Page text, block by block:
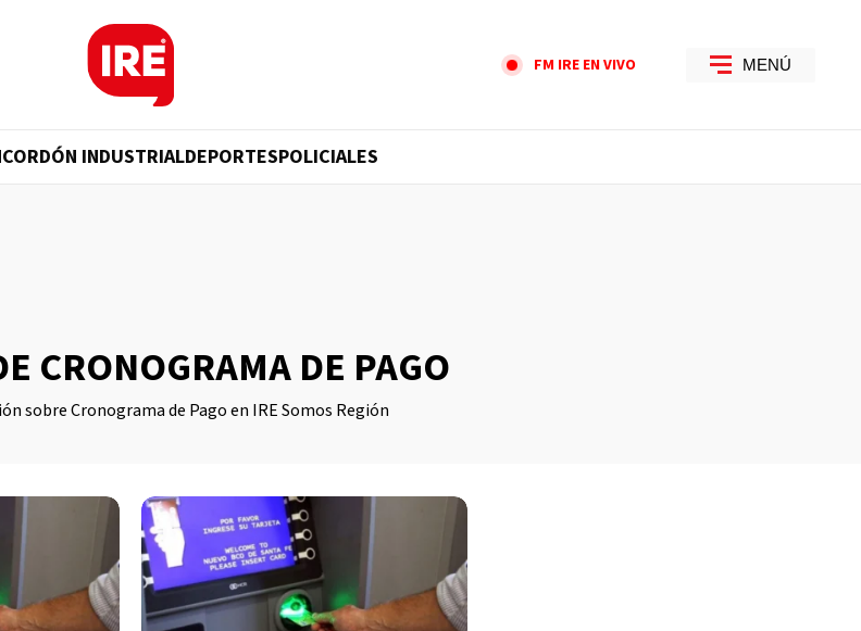
FM IRE EN VIVO MENÚ
CORDÓN INDUSTRIALDEPORTESPOLICIALES
CRONOGRAMA DE PAGO
sobre Cronograma de Pago en IRE Somos Región